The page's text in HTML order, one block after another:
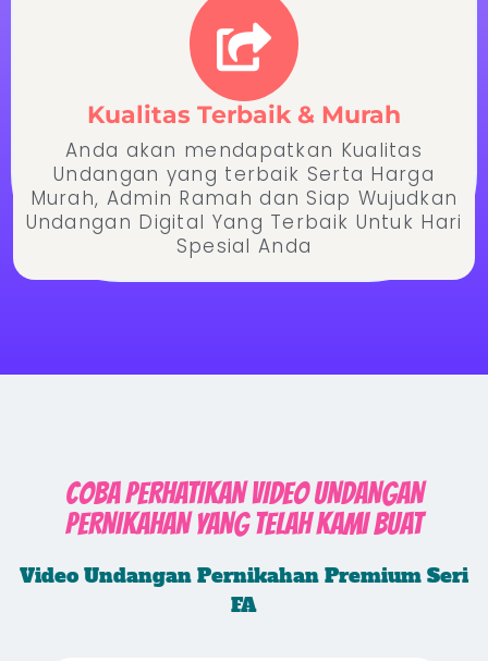
Kualitas Terbaik & Murah
Anda akan mendapatkan Kualitas
Undangan yang terbaik Serta Harga
Murah, Admin Ramah dan Siap Wujudkan
Undangan Digital Yang Terbaik Untuk Hari
Spesial Anda
COBA PERHATIKAN VIDEO UNDANGAN
PERNIKAHAN YANG TELAH KAMI BUAT
Video Undangan Pernikahan Premium Seri
FA